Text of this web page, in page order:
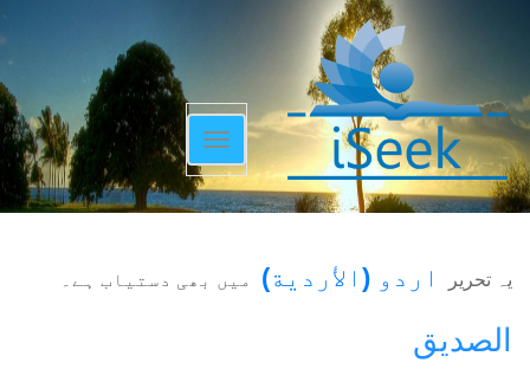
Toggle
navigation
یہ تحریر اردو ( الأردية) میں بھی دستیاب ہے۔
الصديق